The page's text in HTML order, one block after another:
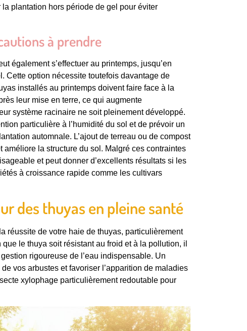
plantation hors période de gel pour éviter
à prendre
également s’effectuer au printemps, jusqu’en
Cette option nécessite toutefois davantage de
installés au printemps doivent faire face à la
leur mise en terre, ce qui augmente
système racinaire ne soit pleinement développé.
particulière à l’humidité du sol et de prévoir un
automnale. L’ajout de terreau ou de compost
la structure du sol. Malgré ces contraintes
et peut donner d’excellents résultats si les
à croissance rapide comme les cultivars
des thuyas en pleine santé
réussite de votre haie de thuyas, particulièrement
le thuya soit résistant au froid et à la pollution, il
rigoureuse de l’eau indispensable. Un
vos arbustes et favoriser l’apparition de maladies
xylophage particulièrement redoutable pour